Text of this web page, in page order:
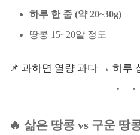
하루 한 줌 (약 20~30g)
땅콩 15~20알 정도
📌 과하면 열량 과다 → 하루
🔥 삶은 땅콩 vs 구운 땅